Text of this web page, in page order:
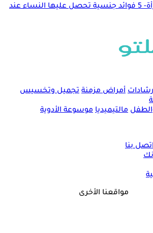
المشمش للمرأة- 5 فوائد جنسية تحصل عليها النساء عند
أمراض مزمنة تجميل وتخسيس
مالتيميديا موسوعة الأدوية
بنا
مواقعنا الأخرى